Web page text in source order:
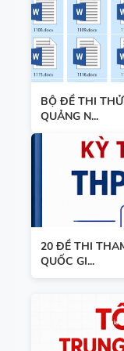
BỘ ĐỀ THI
QUẢNG N...
20 ĐỀ THI
QUỐC GI...